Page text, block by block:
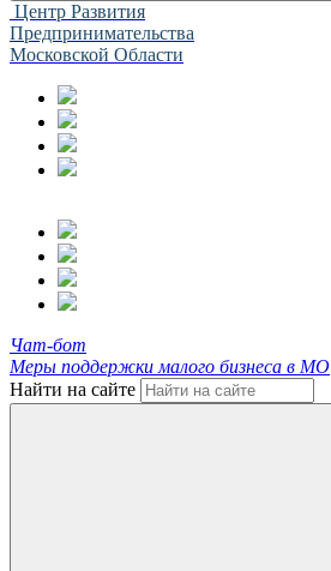
Центр Развития
Предпринимательства
Московской Области
Чат-бот
Меры поддержки малого бизнеса в МО
Найти на сайте